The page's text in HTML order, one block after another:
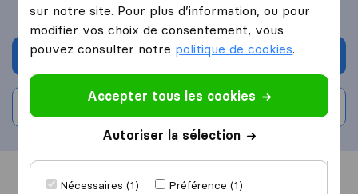
Demander un devis
Rédiger un avis
Vue d'ensemble Avis
sur notre site. Pour plus d’information, ou pour
modifier vos choix de consentement, vous
pouvez consulter notre politique de cookies.
Accepter tous les cookies
Autoriser la sélection
Nécessaires (1)
Préférence (1)